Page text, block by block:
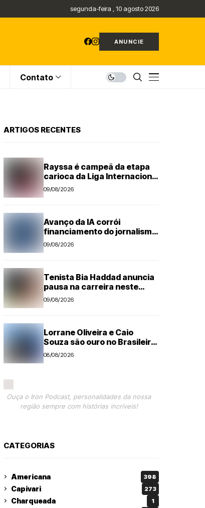
segunda-feira , 10 agosto 2026
ANUNCIE
Contato
ARTIGOS RECENTES
Rayssa é campeã da etapa
carioca da Liga Internacional
de Skate Street
09/08/2026
Avanço da IA corrói
financiamento do jornalismo
profissional no Brasil
09/08/2026
Tenista Bia Haddad anuncia
pausa na carreira neste
segundo semestre
09/08/2026
Lorrane Oliveira e Caio
Souza são ouro no Brasileiro
de Ginástica
08/08/2026
Ouça o Iron Podcast, personalidades da nossa
região sempre com histórias incríveis!
CATEGORIAS
Americana 398
Capivari 273
Charqueada 1